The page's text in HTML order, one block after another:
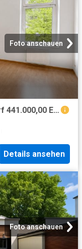
Foto anschauen
Wohnung zum Kaufen in Düsseldorf 441.000,00 EUR 94.54 m²
Details ansehen
Foto anschauen